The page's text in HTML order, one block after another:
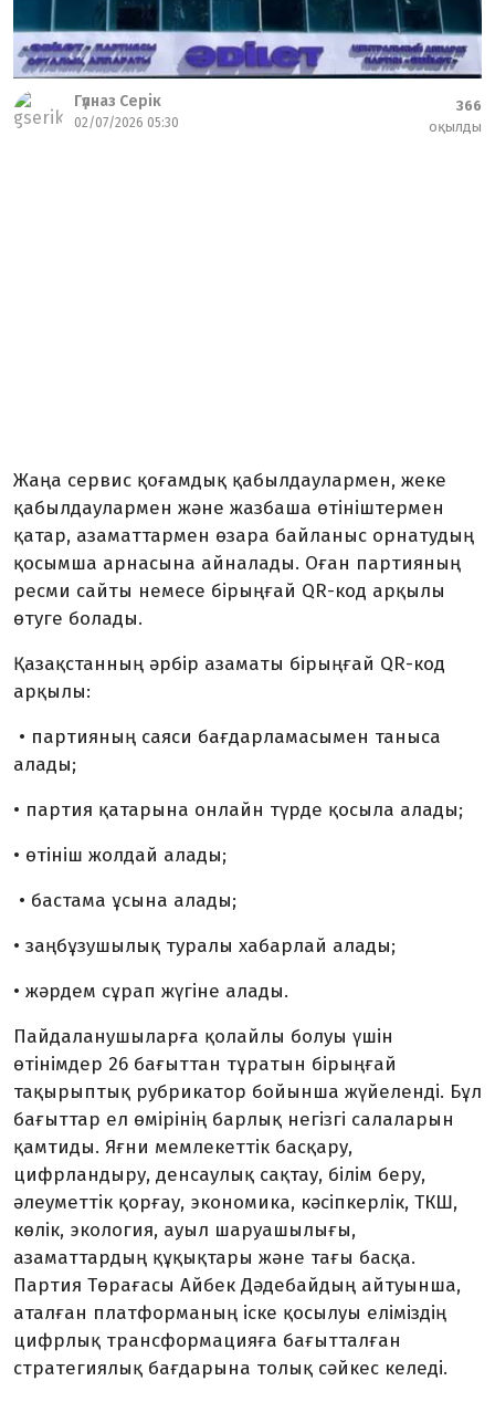
Гүлназ Серік
02/07/2026 05:30
366
оқылды
Жаңа сервис қоғамдық қабылдаулармен, жеке
қабылдаулармен және жазбаша өтініштермен
қатар, азаматтармен өзара байланыс орнатудың
қо­сымша арнасына айналады. Оған партияның
ресми сайты немесе бірыңғай QR-код арқы­лы
өтуге болады.
Қазақстанның әрбір азаматы бірыңғай QR-код
арқылы:
• партияның саяси бағдарламасымен таныса
алады;
• партия қатарына онлайн түрде қосыла алады;
• өтініш жолдай алады;
• бастама ұсына алады;
• заңбұзушылық туралы хабарлай алады;
• жәрдем сұрап жүгіне алады.
Пайдаланушыларға қолайлы болуы үшін
өтінімдер 26 бағыттан тұратын бірың­ғай
тақырыптық рубрикатор бойынша жүйеленді. Бұл
бағыттар ел өмірінің барлық негізгі салаларын
қамтиды. Яғни мемлекеттік басқару,
цифрландыру, денсаулық сақтау, білім беру,
әлеуметтік қор­ғау, экономика, кәсіпкерлік, ТКШ,
көлік, экология, ауыл шаруашылығы,
азаматтардың құқықтары және тағы басқа.
Партия Төрағасы Айбек Дәдебайдың айтуынша,
аталған платформаның іске қосылуы елі­міздің
цифрлық трансформацияға бағытталған
стратегиялық бағдарына толық сәйкес келеді.